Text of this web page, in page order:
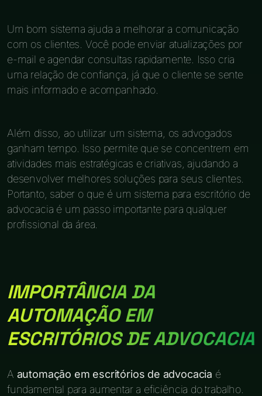
Um bom sistema ajuda a melhorar a comunicação
com os clientes. Você pode enviar atualizações por
e-mail e agendar consultas rapidamente. Isso cria
uma relação de confiança, já que o cliente se sente
mais informado e acompanhado.
Além disso, ao utilizar um sistema, os advogados
ganham tempo. Isso permite que se concentrem em
atividades mais estratégicas e criativas, ajudando a
desenvolver melhores soluções para seus clientes.
Portanto, saber o que é um sistema para escritório de
advocacia é um passo importante para qualquer
profissional da área.
IMPORTÂNCIA DA
AUTOMAÇÃO EM
ESCRITÓRIOS DE ADVOCACIA
A automação em escritórios de advocacia é
fundamental para aumentar a eficiência do trabalho.